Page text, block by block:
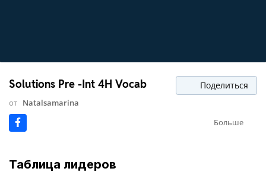
Solutions Pre -Int 4H Vocab Поделиться
от Natalsamarina
Больше
Таблица лидеров